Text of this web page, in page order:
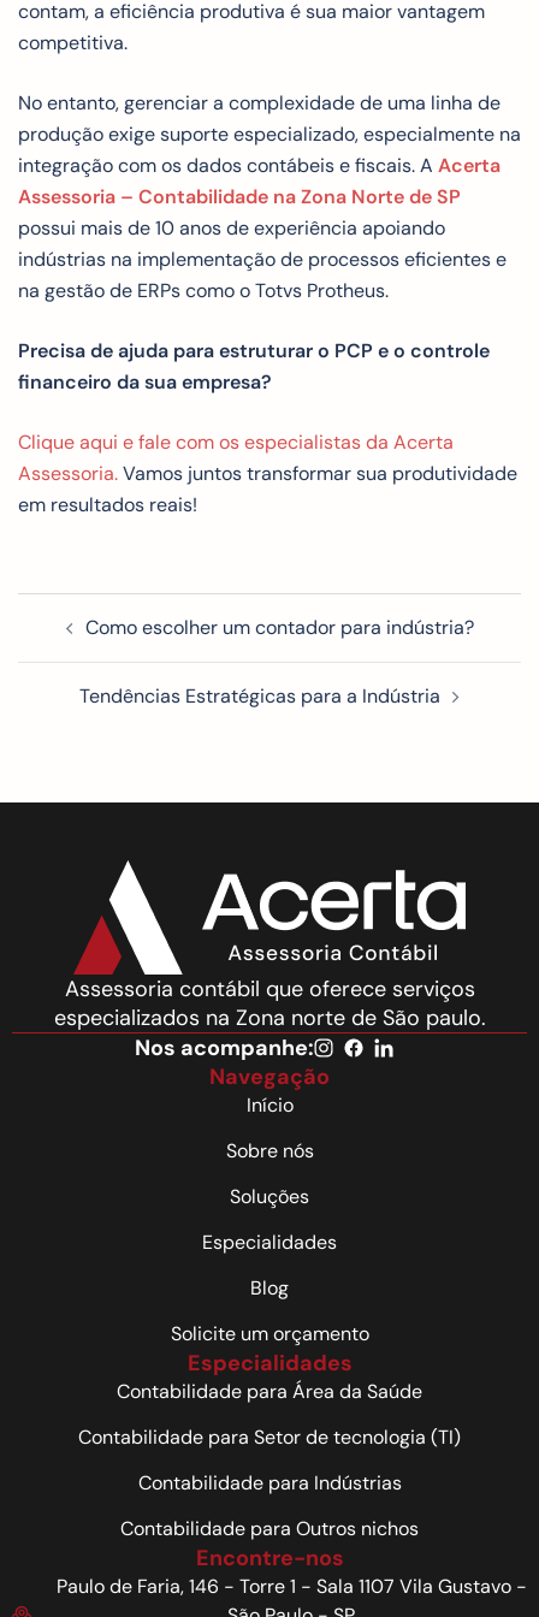
contam, a eficiência produtiva é sua maior vantagem
competitiva.
No entanto, gerenciar a complexidade de uma linha de
produção exige suporte especializado, especialmente na
integração com os dados contábeis e fiscais. A Acerta
Assessoria – Contabilidade na Zona Norte de SP
possui mais de 10 anos de experiência apoiando
indústrias na implementação de processos eficientes e
na gestão de ERPs como o Totvs Protheus.
Precisa de ajuda para estruturar o PCP e o controle
financeiro da sua empresa?
Clique aqui e fale com os especialistas da Acerta
Assessoria.Vamos juntos transformar sua produtividade
em resultados reais!
Como escolher um contador para indústria?
Tendências Estratégicas para a Indústria
Assessoria contábil que oferece serviços
especializados na Zona norte de São paulo.
Nos acompanhe:
Navegação
Início
Sobre nós
Soluções
Especialidades
Blog
Solicite um orçamento
Especialidades
Contabilidade para Área da Saúde
Contabilidade para Setor de tecnologia (TI)
Contabilidade para Indústrias
Contabilidade para Outros nichos
Encontre-nos
Paulo de Faria, 146 - Torre 1 - Sala 1107 Vila Gustavo -